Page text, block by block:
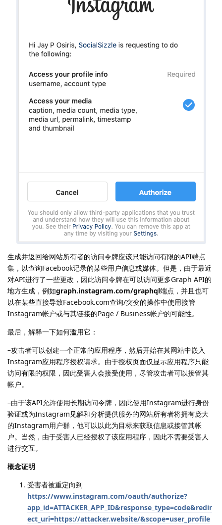
生成并返回给网站所有者的访问令牌应该只能访问有限的API端点
集，以查询Facebook记录的某些用户信息或媒体。但是，由于最近
对API进行了一些更改，因此访问令牌在可以访问更多Graph API的
地方生成，例如graph.instagram.com/graphql端点，并且也可
以在某些直接导致Facebook.com查询/突变的操作中使用接管
Instagram帐户或与其链接的Page / Business帐户的可能性。
最后，解释一下如何滥用它：
–攻击者可以创建一个正常的应用程序，然后开始在其网站中嵌入
Instagram应用程序授权请求。由于授权页面仅显示应用程序只能
访问有限的权限，因此受害人会接受使用，尽管攻击者可以接管其
帐户。
–由于该API允许使用长期访问令牌，因此使用Instagram进行身份
验证或为Instagram见解和分析提供服务的网站所有者将拥有庞大
的Instagram用户群，他可以以此为目标来获取信息或接管其帐
户。当然，由于受害人已经授权了该应用程序，因此不需要受害人
进行交互。
概念证明
受害者被重定向到
https://www.instagram.com/oauth/authorize?
app_id=ATTACKER_APP_ID&response_type=code&redir
ect_uri=https://attacker.website/&scope=user_profile